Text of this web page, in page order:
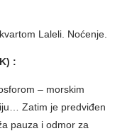
Laleli. Noćenje.
:
– morskim
Zatim je predviđen
pauza i odmor za